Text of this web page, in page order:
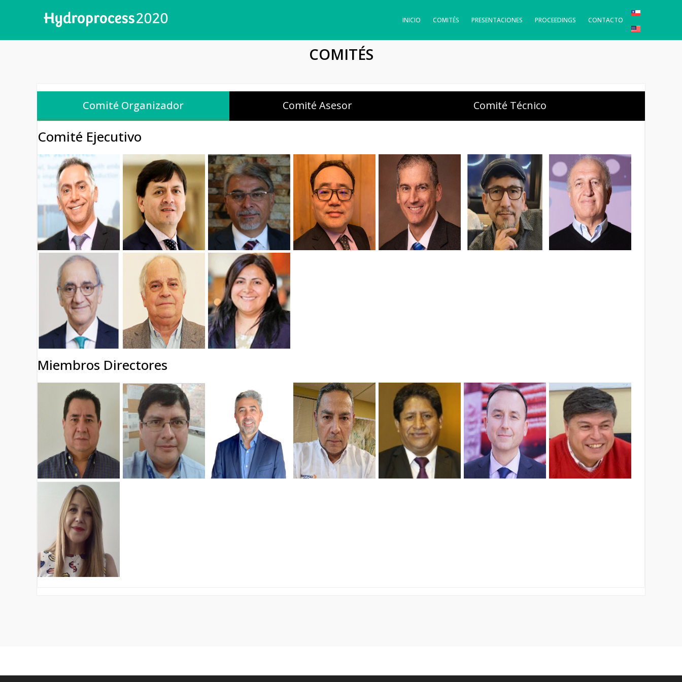
INICIO COMITÉS PRESENTACIONES PROCEEDINGS CONTACTO
COMITÉS
Comité Organizador Comité Asesor Comité Técnico
Comité Ejecutivo
Miembros Directores